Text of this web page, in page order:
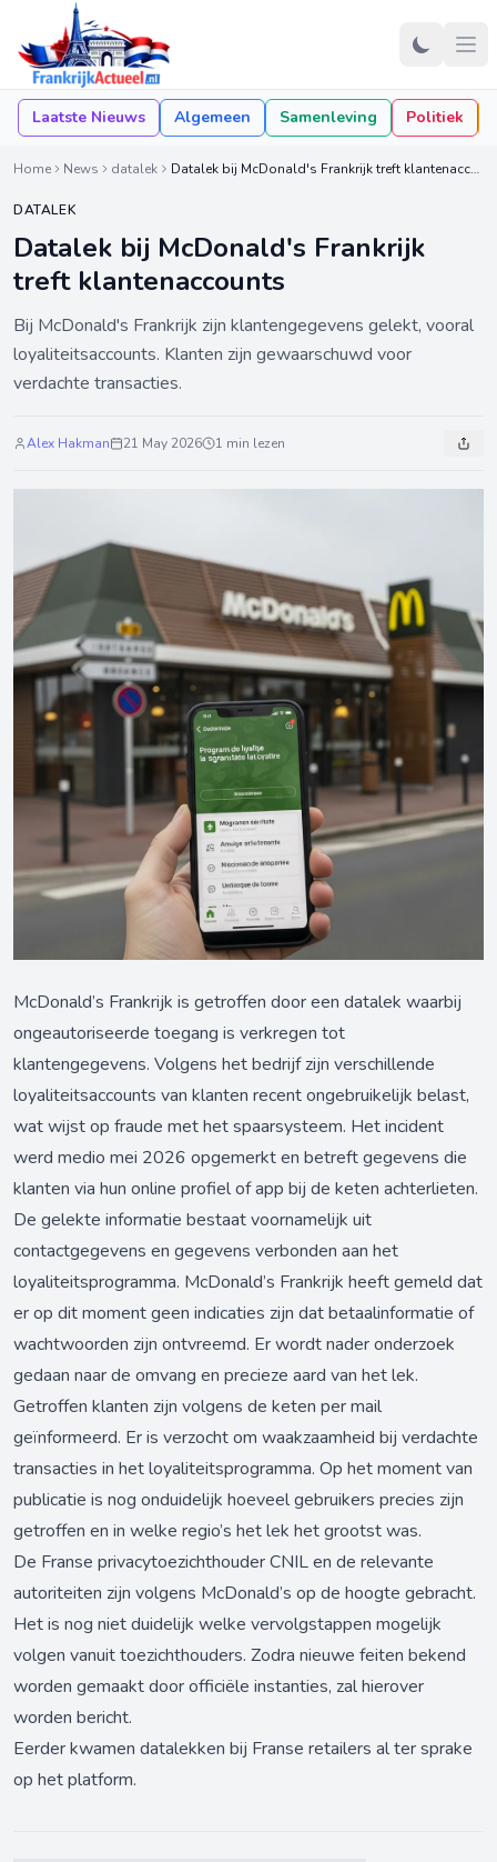
Laatste Nieuws Algemeen Samenleving Politiek
Home News datalek Datalek bij McDonald's Frankrijk treft klantenaccounts
DATALEK
Datalek bij McDonald's Frankrijk
treft klantenaccounts
Bij McDonald's Frankrijk zijn klantengegevens gelekt, vooral
loyaliteitsaccounts. Klanten zijn gewaarschuwd voor
verdachte transacties.
Alex Hakman 21 May 2026 1 min lezen
McDonald’s Frankrijk is getroffen door een datalek waarbij
ongeautoriseerde toegang is verkregen tot
klantengegevens. Volgens het bedrijf zijn verschillende
loyaliteitsaccounts van klanten recent ongebruikelijk belast,
wat wijst op fraude met het spaarsysteem. Het incident
werd medio mei 2026 opgemerkt en betreft gegevens die
klanten via hun online profiel of app bij de keten achterlieten.
De gelekte informatie bestaat voornamelijk uit
contactgegevens en gegevens verbonden aan het
loyaliteitsprogramma. McDonald’s Frankrijk heeft gemeld dat
er op dit moment geen indicaties zijn dat betaalinformatie of
wachtwoorden zijn ontvreemd. Er wordt nader onderzoek
gedaan naar de omvang en precieze aard van het lek.
Getroffen klanten zijn volgens de keten per mail
geïnformeerd. Er is verzocht om waakzaamheid bij verdachte
transacties in het loyaliteitsprogramma. Op het moment van
publicatie is nog onduidelijk hoeveel gebruikers precies zijn
getroffen en in welke regio’s het lek het grootst was.
De Franse privacytoezichthouder CNIL en de relevante
autoriteiten zijn volgens McDonald’s op de hoogte gebracht.
Het is nog niet duidelijk welke vervolgstappen mogelijk
volgen vanuit toezichthouders. Zodra nieuwe feiten bekend
worden gemaakt door officiële instanties, zal hierover
worden bericht.
Eerder kwamen datalekken bij Franse retailers al ter sprake
op het platform.